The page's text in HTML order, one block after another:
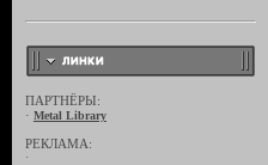
ПАРТНЁРЫ:
· Metal Library
РЕКЛАМА:
·